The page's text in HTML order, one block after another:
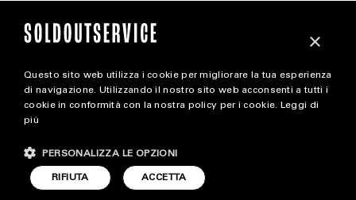
magazine
STYLE
FOOTWEAR
#GRAMMY 2023
×
Questo sito web utilizza i cookie per migliorare la tua esperienza
di navigazione. Utilizzando il nostro sito web acconsenti a tutti i
cookie in conformità con la nostra policy per i cookie. Leggi di
più
ACCETTA
RIFIUTA
PERSONALIZZA LE OPZIONI